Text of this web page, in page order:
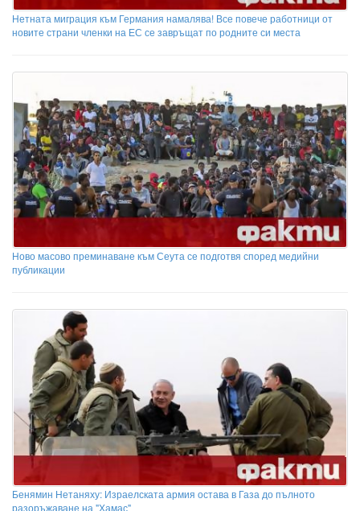
Нетната миграция към Германия намалява! Все повече работници от
новите страни членки на ЕС се завръщат по родните си места
Ново масово преминаване към Сеута се подготвя според медийни
публикации
Бенямин Нетаняху: Израелската армия остава в Газа до пълното
разоръжаване на "Хамас"